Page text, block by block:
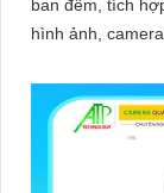
ban đêm, tích
hình ảnh,